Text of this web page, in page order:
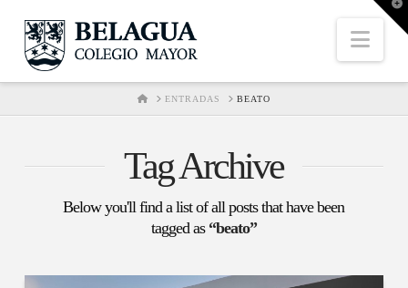
HOMEENTRADAS BEATO
Tag Archive
Below you'll find a list of all posts that have been
tagged as “beato”